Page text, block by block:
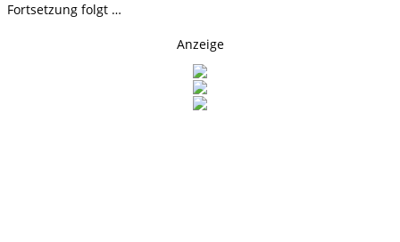
Fortsetzung folgt …
Anzeige